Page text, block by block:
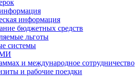
информация
бюджетных средств
льготы
системы
и международное сотрудничество
и рабочие поездки